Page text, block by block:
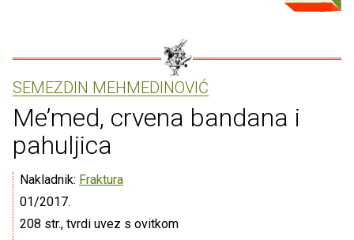
SEMEZDIN MEHMEDINOVIĆ
Me’med, crvena bandana i
pahuljica
Nakladnik: Fraktura
01/2017.
208 str., tvrdi uvez s ovitkom